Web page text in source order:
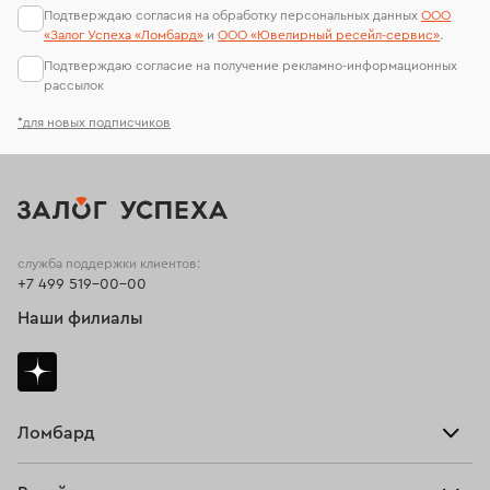
*для новых подписчиков
Подтверждаю согласия на обработку персональных данных ООО
«Залог Успеха «Ломбард» и ООО «Ювелирный ресейл-сервиc».
Подтверждаю согласие на получение рекламно-информационных
рассылок
Ломбард
служба поддержки клиентов:
+7 499 519-00-00
Наши филиалы